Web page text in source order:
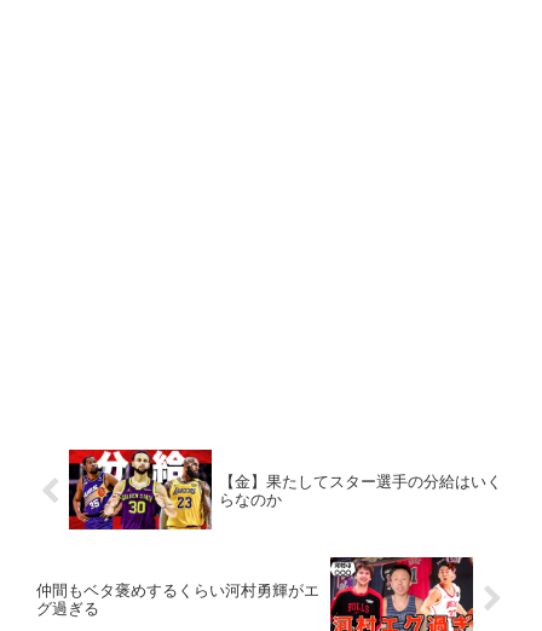
【金】果たしてスター選手の分給はいく
らなのか
仲間もベタ褒めするくらい河村勇輝がエ
グ過ぎる